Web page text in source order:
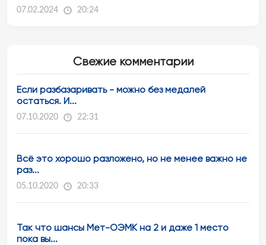
07.02.2024 20:24
Свежие комментарии
Если разбазаривать - можно без медалей
остаться. И...
07.10.2020 22:31
Всё это хорошо разложено, но не менее важно не
раз...
05.10.2020 20:33
Так что шансы Мет-ОЭМК на 2 и даже 1 место
пока вы...